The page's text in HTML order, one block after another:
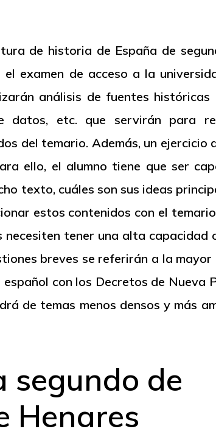
de historia de España de
examen de acceso a la
análisis de fuentes
datos, etc. que servirán para
del temario. Además, un ejercicio
ello, el alumno tiene que ser
texto, cuáles son sus ideas
estos contenidos con el
necesiten tener una alta capacidad
breves se referirán a la
con los Decretos de Nueva
de temas menos densos y más
segundo de
Henares